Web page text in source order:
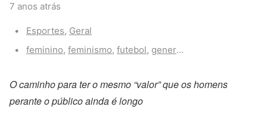
7 anos atrás
Categories:
Esportes, Geral
Tags:
feminino, feminismo, futebol, genero ,
O caminho para ter o mesmo “valor” que os homens
perante o público ainda é longo